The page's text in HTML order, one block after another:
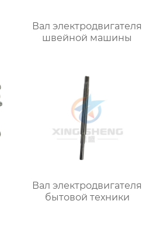
Вал электродвигателя
швейной машины
Вал электродвигателя
бытовой техники